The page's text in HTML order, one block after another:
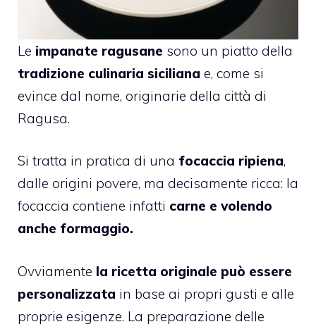
Le impanate ragusane sono un piatto della
tradizione culinaria siciliana e, come si
evince dal nome, originarie della città di
Ragusa.
Si tratta in pratica di una focaccia ripiena,
dalle origini povere, ma decisamente ricca: la
focaccia contiene infatti carne e volendo
anche formaggio.
Ovviamente la ricetta originale può essere
personalizzata in base ai propri gusti e alle
proprie esigenze. La preparazione delle